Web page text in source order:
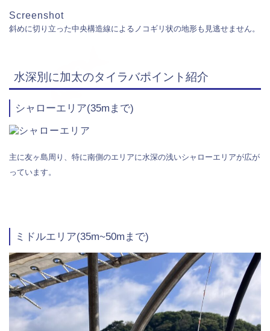
Screenshot
斜めに切り立った中央構造線によるノコギリ状の地形も見逃せません。
水深別に加太のタイラバポイント紹介
シャローエリア(35mまで)
主に友ヶ島周り、特に南側のエリアに水深の浅いシャローエリアが広が
っています。
ミドルエリア(35m~50mまで)